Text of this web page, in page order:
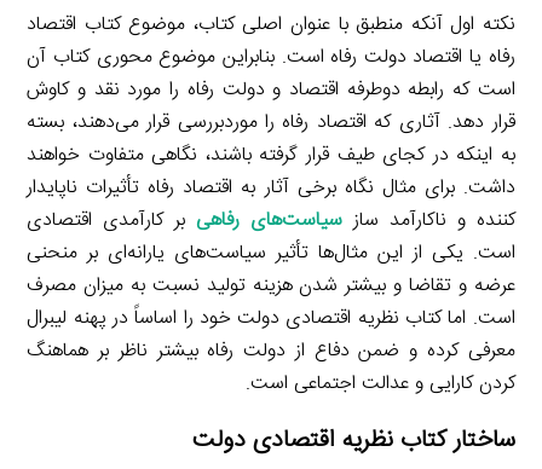
نکته اول آنکه منطبق با عنوان اصلی کتاب، موضوع کتاب اقتصاد
رفاه یا اقتصاد دولت رفاه است. بنابراین موضوع محوری کتاب آن
است که رابطه دوطرفه اقتصاد و دولت رفاه را مورد نقد و کاوش
قرار دهد. آثاری که اقتصاد رفاه را موردبررسی قرار می‌دهند، بسته
به اینکه در کجای طیف قرار گرفته باشند، نگاهی متفاوت خواهند
داشت. برای مثال نگاه برخی آثار به اقتصاد رفاه تأثیرات ناپایدار
کننده و ناکارآمد ساز سیاست‌های رفاهیبر کارآمدی اقتصادی
است. یکی از این مثال‌ها تأثیر سیاست‌های یارانه‌ای بر منحنی
عرضه و تقاضا و بیشتر شدن هزینه تولید نسبت به میزان مصرف
است. اما کتاب نظریه اقتصادی دولت خود را اساساً در پهنه لیبرال
معرفی کرده و ضمن دفاع از دولت رفاه بیشتر ناظر بر هماهنگ
کردن کارایی و عدالت اجتماعی است.
ساختار کتاب نظریه اقتصادی دولت